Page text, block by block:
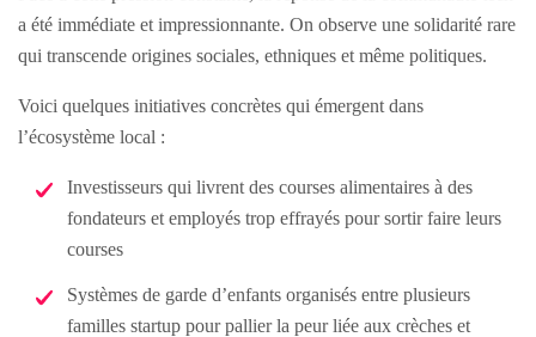
a été immédiate et impressionnante. On observe une solidarité rare
qui transcende origines sociales, ethniques et même politiques.
Voici quelques initiatives concrètes qui émergent dans
l’écosystème local :
Investisseurs qui livrent des courses alimentaires à des
fondateurs et employés trop effrayés pour sortir faire leurs
courses
Systèmes de garde d’enfants organisés entre plusieurs
familles startup pour pallier la peur liée aux crèches et